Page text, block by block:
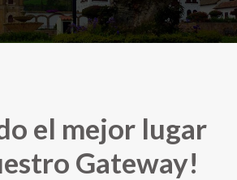
el mejor lugar
Gateway!